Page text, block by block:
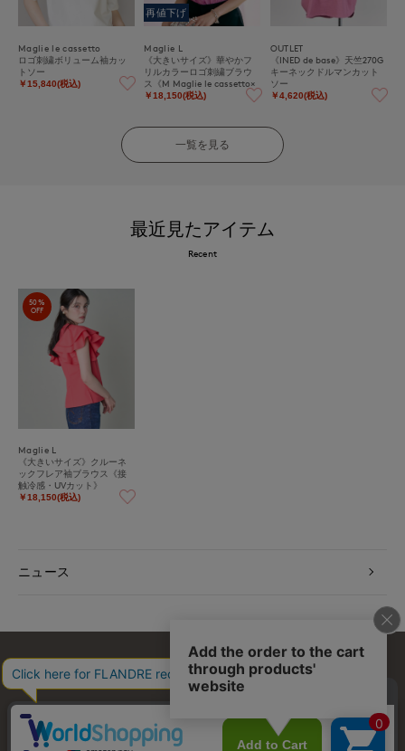
Maglie le cassetto
ロゴ刺繍ボリューム袖カッ
トソー
￥15,840(税込)
再値下げ
Maglie L
《大きいサイズ》華やかフ
リルカラーロゴ刺繍ブラウ
ス《M Maglie le cassetto×
冨張愛》
￥18,150(税込)
OUTLET
《INED de base》天竺270G
キーネックドルマンカット
ソー
￥4,620(税込)
一覧を見る
最近見たアイテム
Recent
50%
OFF
Maglie L
《大きいサイズ》クルーネ
ックフレア袖ブラウス《接
触冷感・UVカット》
￥18,150(税込)
ニュース
お問い合わせ 利用規約 会社概要 プライバシーポリシー
特定商取引・古物営業法に基づく表示 店舗リスト